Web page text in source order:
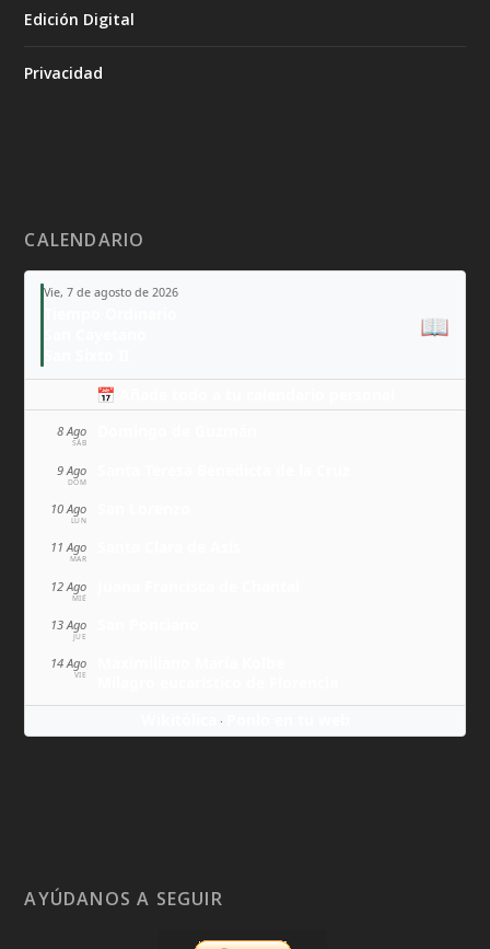
Edición Digital
Privacidad
CALENDARIO
Vie, 7 de agosto de 2026
📖
📅 Añade todo a tu calendario personal
8 Ago
SÁB
9 Ago
DOM
10 Ago
LUN
11 Ago
MAR
12 Ago
MIÉ
13 Ago
JUE
14 Ago
VIE
·
AYÚDANOS A SEGUIR